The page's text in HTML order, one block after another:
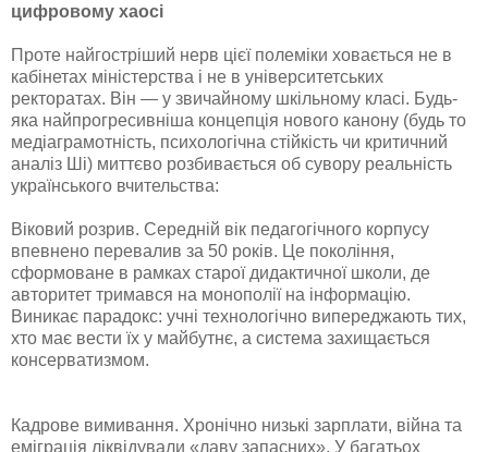
цифровому хаосі
Проте найгостріший нерв цієї полеміки ховається не в
кабінетах міністерства і не в університетських
ректоратах. Він — у звичайному шкільному класі. Будь-
яка найпрогресивніша концепція нового канону (будь то
медіаграмотність, психологічна стійкість чи критичний
аналіз Ші) миттєво розбивається об сувору реальність
українського вчительства:
Віковий розрив. Середній вік педагогічного корпусу
впевнено перевалив за 50 років. Це покоління,
сформоване в рамках старої дидактичної школи, де
авторитет тримався на монополії на інформацію.
Виникає парадокс: учні технологічно випереджають тих,
хто має вести їх у майбутнє, а система захищається
консерватизмом.
Кадрове вимивання. Хронічно низькі зарплати, війна та
еміграція ліквідували «лаву запасних». У багатьох